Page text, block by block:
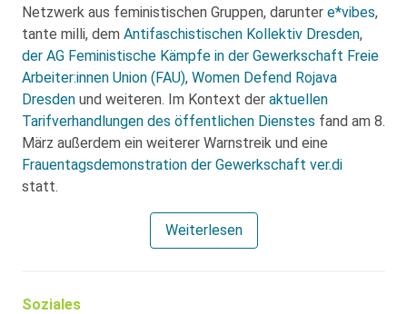
Netzwerk aus feministischen Gruppen, darunter e*vibes,
tante milli, dem Antifaschistischen Kollektiv Dresden,
der AG Feministische Kämpfe in der Gewerkschaft Freie
Arbeiter:innen Union (FAU), Women Defend Rojava
Dresden und weiteren. Im Kontext der aktuellen
Tarifverhandlungen des öffentlichen Dienstes fand am 8.
März außerdem ein weiterer Warnstreik und eine
Frauentagsdemonstration der Gewerkschaft ver.di
statt.
Weiterlesen
Soziales